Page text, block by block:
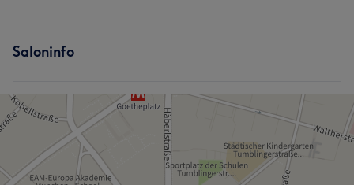
Saloninfo